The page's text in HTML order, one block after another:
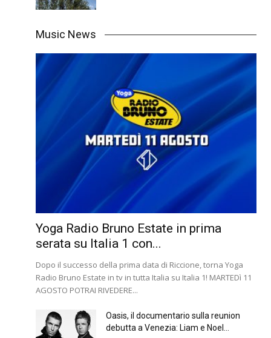
Music News
Yoga Radio Bruno Estate in prima
serata su Italia 1 con...
Dopo il successo della prima data di Riccione, torna Yoga
Radio Bruno Estate in tv in tutta Italia su Italia 1! MARTEDì 11
AGOSTO POTRAI RIVEDERE...
Oasis, il documentario sulla reunion
debutta a Venezia: Liam e Noel...